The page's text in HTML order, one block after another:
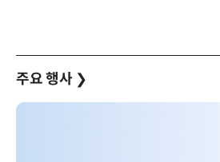
주요 행사 ❯